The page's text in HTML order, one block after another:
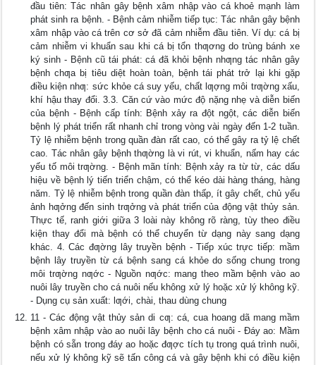
đầu tiên: Tác nhân gây bệnh xâm nhập vào cá khoẻ mạnh làm
phát sinh ra bệnh. - Bệnh cảm nhiễm tiếp tục: Tác nhân gây bệnh
xâm nhập vào cá trên cơ sở đã cảm nhiễm đầu tiên. Ví dụ: cá bị
cảm nhiễm vi khuẩn sau khi cá bị tổn thƣơng do trùng bánh xe
ký sinh - Bệnh cũ tái phát: cá đã khỏi bệnh nhƣng tác nhân gây
bệnh chƣa bị tiêu diệt hoàn toàn, bệnh tái phát trở lại khi gặp
điều kiện nhƣ: sức khỏe cá suy yếu, chất lƣợng môi trƣờng xấu,
khí hậu thay đổi. 3.3. Căn cứ vào mức độ nặng nhẹ và diễn biến
của bệnh - Bệnh cấp tính: Bệnh xảy ra đột ngột, các diễn biến
bệnh lý phát triển rất nhanh chỉ trong vòng vài ngày đến 1-2 tuần.
Tỷ lệ nhiễm bệnh trong quần đàn rất cao, có thể gây ra tỷ lệ chết
cao. Tác nhân gây bệnh thƣờng là vi rút, vi khuẩn, nấm hay các
yếu tố môi trƣờng. - Bệnh mãn tính: Bệnh xảy ra từ từ, các dấu
hiệu về bệnh lý tiến triển chậm, có thể kéo dài hàng tháng, hàng
năm. Tỷ lệ nhiễm bệnh trong quần đàn thấp, ít gây chết, chủ yếu
ảnh hƣởng đến sinh trƣởng và phát triển của động vật thủy sản.
Thực tế, ranh giới giữa 3 loài này không rõ ràng, tùy theo điều
kiện thay đổi mà bệnh có thể chuyển từ dạng này sang dạng
khác. 4. Các đƣờng lây truyền bệnh - Tiếp xúc trực tiếp: mầm
bệnh lây truyền từ cá bệnh sang cá khỏe do sống chung trong
môi trƣờng nƣớc - Nguồn nƣớc: mang theo mầm bệnh vào ao
nuôi lây truyền cho cá nuôi nếu không xử lý hoặc xử lý không kỹ.
- Dụng cụ sản xuất: lƣới, chài, thau dùng chung
11 - Các động vật thủy sản di cƣ: cá, cua hoang dã mang mầm
bệnh xâm nhập vào ao nuôi lây bệnh cho cá nuôi - Đáy ao: Mầm
bệnh có sẵn trong đáy ao hoặc đƣợc tích tụ trong quá trình nuôi,
nếu xử lý không kỹ sẽ tấn công cá và gây bệnh khi có điều kiện